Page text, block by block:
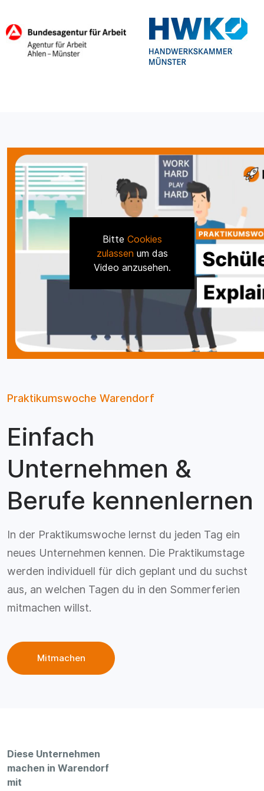
Bitte Cookies
zulassen um das
Video anzusehen.
Praktikumswoche Warendorf
Einfach
Unternehmen &
Berufe kennenlernen
In der Praktikumswoche lernst du jeden Tag ein
neues Unternehmen kennen. Die Praktikumstage
werden individuell für dich geplant und du suchst
aus, an welchen Tagen du in den Sommerferien
mitmachen willst.
Mitmachen
Diese Unternehmen
machen in Warendorf
mit